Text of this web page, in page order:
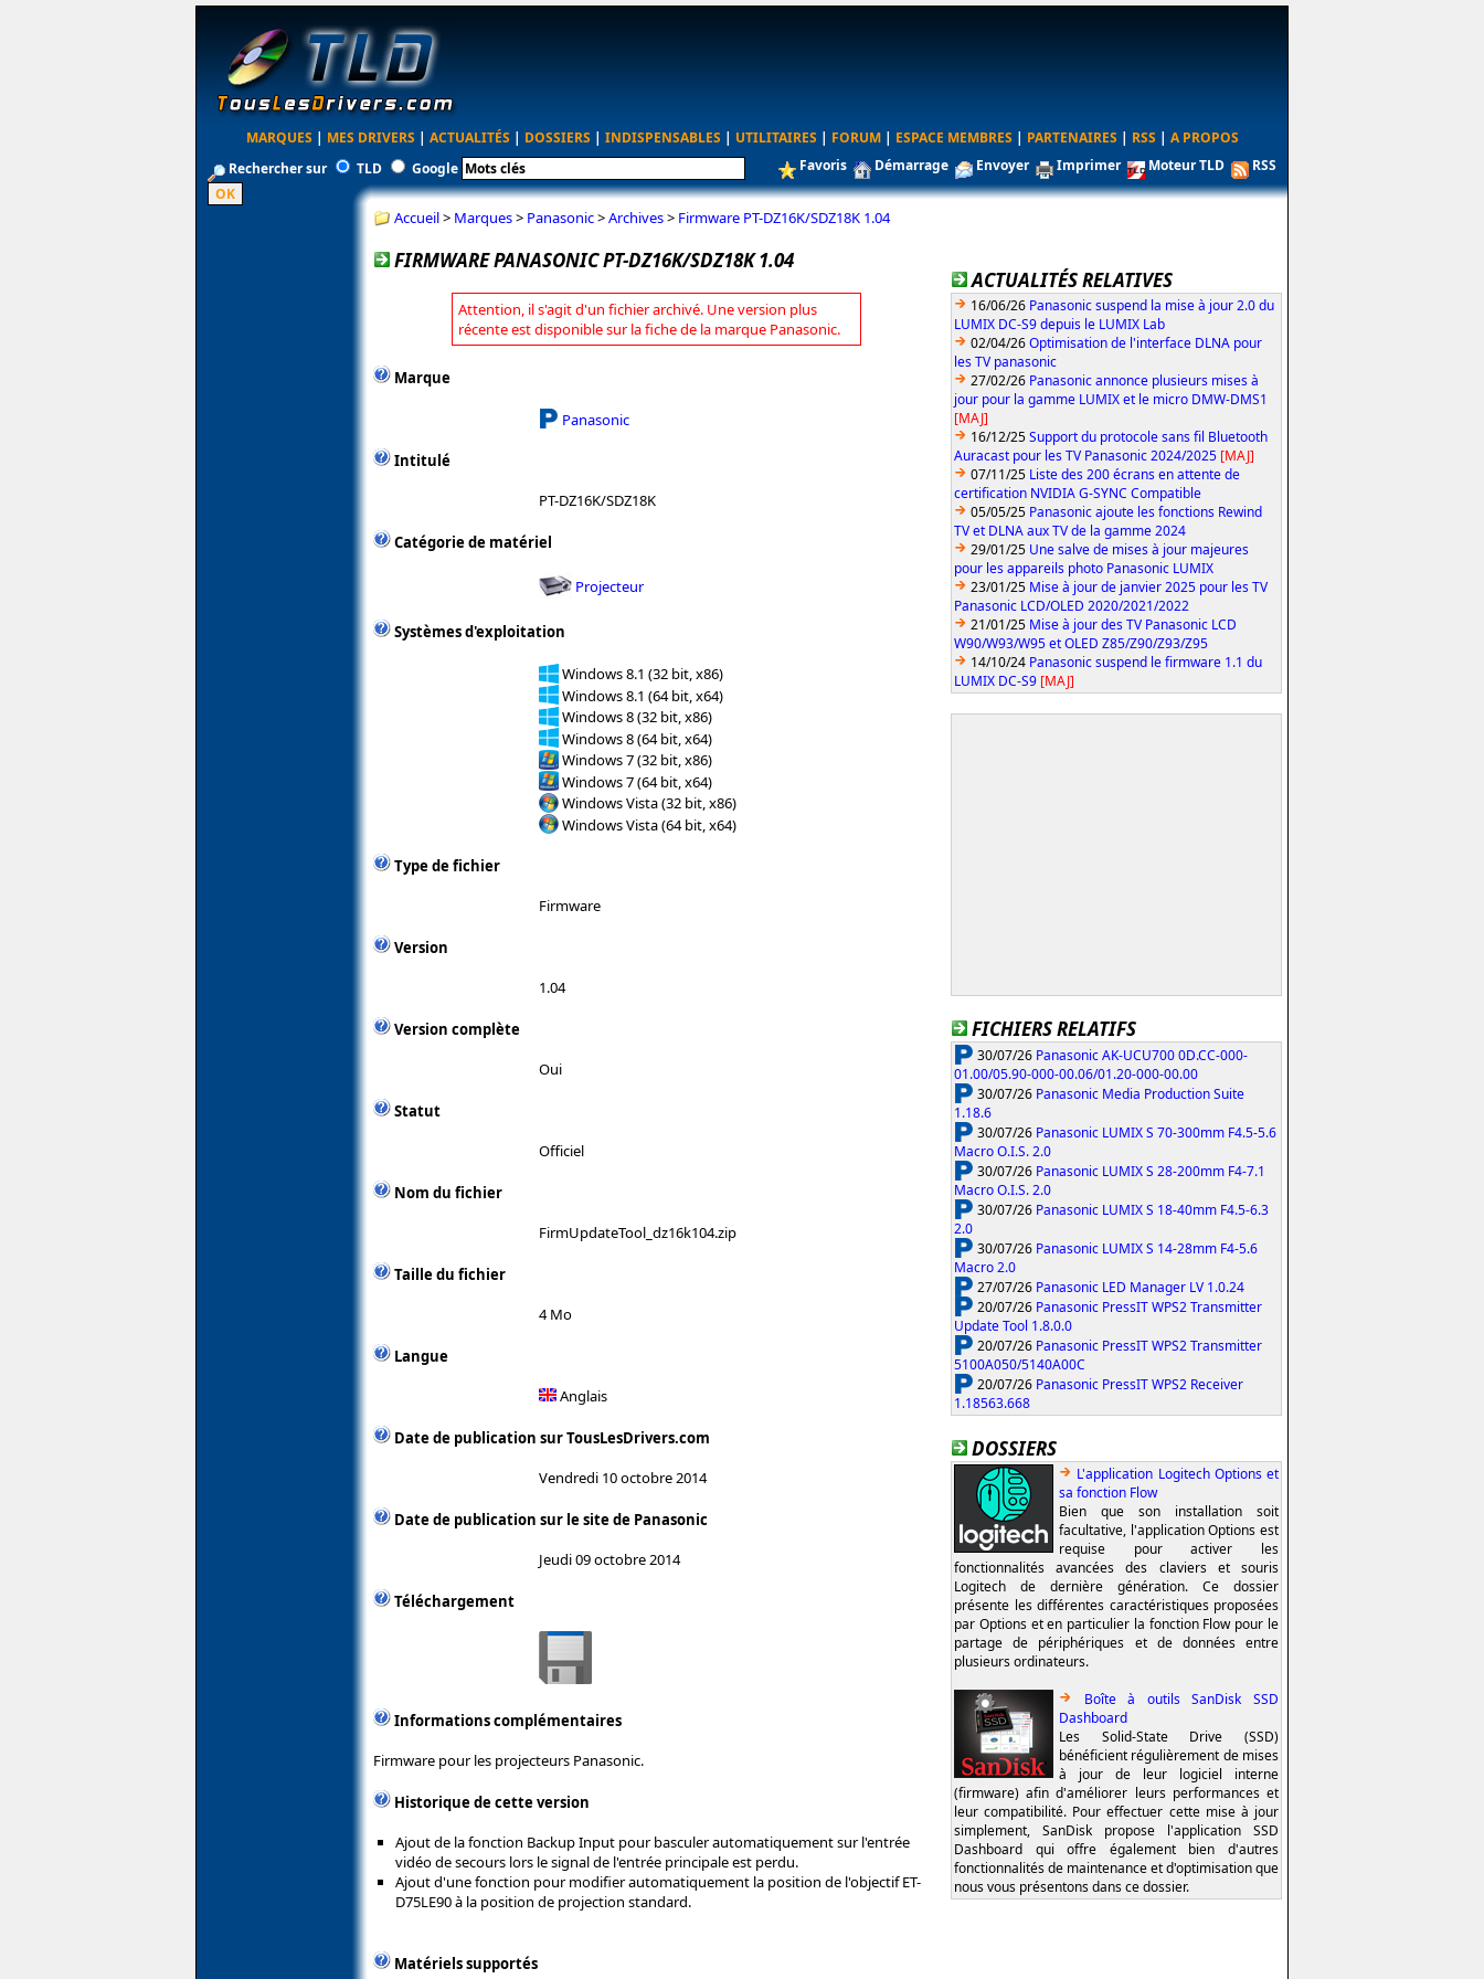
MARQUES | MES DRIVERS | ACTUALITÉS | DOSSIERS | INDISPENSABLES | UTILITAIRES | FORUM | ESPACE MEMBRES | PARTENAIRES | RSS | A PROPOS
Rechercher sur
TLD Google Favoris Démarrage Envoyer Imprimer Moteur TLD RSS
Accueil> Marques> Panasonic>Archives> Firmware PT-DZ16K/SDZ18K 1.04
FIRMWARE PANASONIC PT-DZ16K/SDZ18K 1.04
Attention, il s'agit d'un fichier archivé. Une version plus
récente est disponible sur la fiche de la marque Panasonic.
Marque
Panasonic
Intitulé
PT-DZ16K/SDZ18K
Catégorie de matériel
Projecteur
Systèmes d'exploitation
Windows 8.1 (32 bit, x86)
Windows 8.1 (64 bit, x64)
Windows 8 (32 bit, x86)
Windows 8 (64 bit, x64)
Windows 7 (32 bit, x86)
Windows 7 (64 bit, x64)
Windows Vista (32 bit, x86)
Windows Vista (64 bit, x64)
Type de fichier
Firmware
Version
1.04
Version complète
Oui
Statut
Officiel
Nom du fichier
FirmUpdateTool_dz16k104.zip
Taille du fichier
4 Mo
Langue
Anglais
Date de publication sur TousLesDrivers.com
Vendredi 10 octobre 2014
Date de publication sur le site de Panasonic
Jeudi 09 octobre 2014
Téléchargement
Informations complémentaires
Firmware pour les projecteurs Panasonic.
Historique de cette version
Ajout de la fonction Backup Input pour basculer automatiquement sur l'entrée
vidéo de secours lors le signal de l'entrée principale est perdu.
Ajout d'une fonction pour modifier automatiquement la position de l'objectif ET-
D75LE90 à la position de projection standard.
Matériels supportés
ACTUALITÉS RELATIVES
16/06/26 Panasonic suspend la mise à jour 2.0 du
LUMIX DC-S9 depuis le LUMIX Lab
02/04/26Optimisation de l'interface DLNA pour
les TV panasonic
27/02/26 Panasonic annonce plusieurs mises à
jour pour la gamme LUMIX et le micro DMW-DMS1
[MAJ]
16/12/25Support du protocole sans fil Bluetooth
Auracast pour les TV Panasonic 2024/2025 [MAJ]
07/11/25 Liste des 200 écrans en attente de
certification NVIDIA G-SYNC Compatible
05/05/25 Panasonic ajoute les fonctions Rewind
TV et DLNA aux TV de la gamme 2024
29/01/25 Une salve de mises à jour majeures
pour les appareils photo Panasonic LUMIX
23/01/25 Mise à jour de janvier 2025 pour les TV
Panasonic LCD/OLED 2020/2021/2022
21/01/25 Mise à jour des TV Panasonic LCD
W90/W93/W95 et OLED Z85/Z90/Z93/Z95
14/10/24 Panasonic suspend le firmware 1.1 du
LUMIX DC-S9 [MAJ]
FICHIERS RELATIFS
30/07/26 Panasonic AK-UCU700 0D.CC-000-
01.00/05.90-000-00.06/01.20-000-00.00
30/07/26 Panasonic Media Production Suite
1.18.6
30/07/26 Panasonic LUMIX S 70-300mm F4.5-5.6
Macro O.I.S. 2.0
30/07/26 Panasonic LUMIX S 28-200mm F4-7.1
Macro O.I.S. 2.0
30/07/26 Panasonic LUMIX S 18-40mm F4.5-6.3
2.0
30/07/26 Panasonic LUMIX S 14-28mm F4-5.6
Macro 2.0
27/07/26 Panasonic LED Manager LV 1.0.24
20/07/26 Panasonic PressIT WPS2 Transmitter
Update Tool 1.8.0.0
20/07/26 Panasonic PressIT WPS2 Transmitter
5100A050/5140A00C
20/07/26 Panasonic PressIT WPS2 Receiver
1.18563.668
DOSSIERS
L'application Logitech Options et
sa fonction Flow
Bien que son installation soit
facultative, l'application Options est
requise pour activer les
fonctionnalités avancées des claviers et souris
Logitech de dernière génération. Ce dossier
présente les différentes caractéristiques proposées
par Options et en particulier la fonction Flow pour le
partage de périphériques et de données entre
plusieurs ordinateurs.
Boîte à outils SanDisk SSD
Dashboard
Les Solid-State Drive (SSD)
bénéficient régulièrement de mises
à jour de leur logiciel interne
(firmware) afin d'améliorer leurs performances et
leur compatibilité. Pour effectuer cette mise à jour
simplement, SanDisk propose l'application SSD
Dashboard qui offre également bien d'autres
fonctionnalités de maintenance et d'optimisation que
nous vous présentons dans ce dossier.